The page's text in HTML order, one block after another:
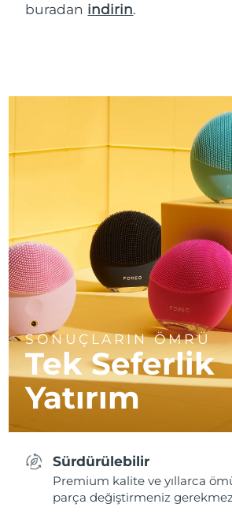
buradan indirin.
SONUÇLARIN ÖMRÜ
Tek Seferlik
Yatırım
Sürdürülebilir
Premium kalite ve yıllarca
parça değiştirmeniz